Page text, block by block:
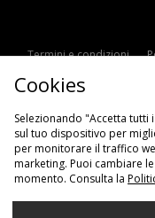
Termini e condizioni
Cookies
Selezionando "Accetta
sul tuo dispositivo per
per monitorare il traffico
marketing. Puoi cambiare
momento. Consulta la